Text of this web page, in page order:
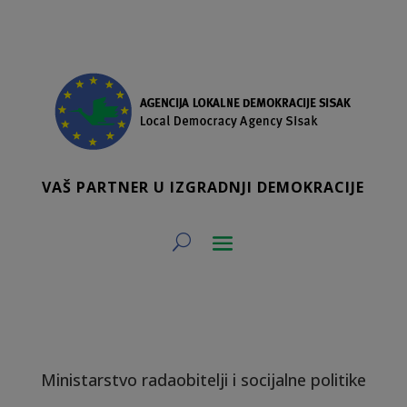
VAŠ PARTNER U IZGRADNJI DEMOKRACIJE
Ministarstvo radaobitelji i socijalne politike